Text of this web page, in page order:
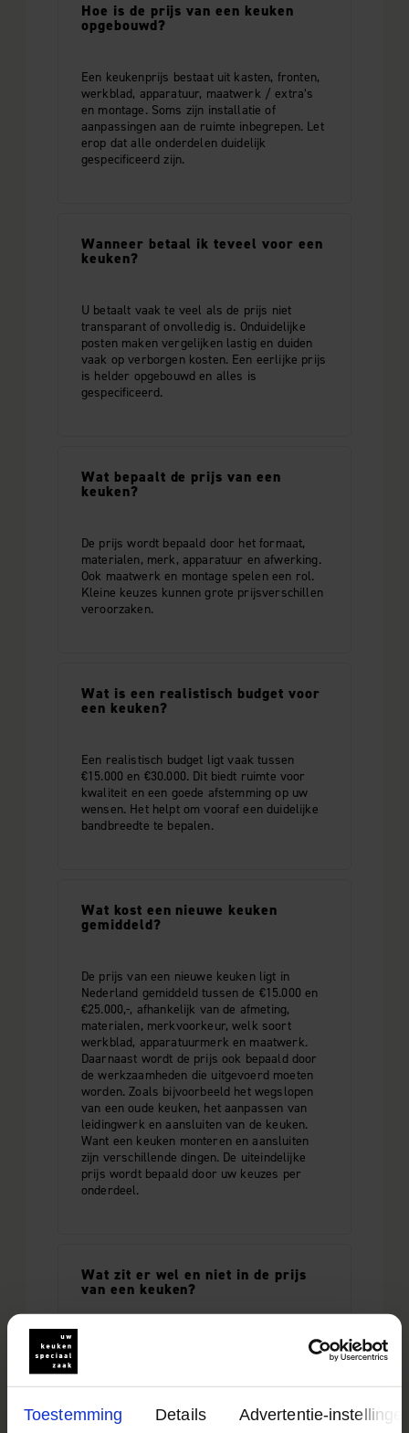
Toestemming Details Advertentie-
Hoe is de prijs van een keuken
opgebouwd?
Een keukenprijs bestaat uit kasten, fronten,
werkblad, apparatuur, maatwerk / extra’s
en montage. Soms zijn installatie of
aanpassingen aan de ruimte inbegrepen. Let
erop dat alle onderdelen duidelijk
gespecificeerd zijn.
Wanneer betaal ik teveel voor een
keuken?
U betaalt vaak te veel als de prijs niet
transparant of onvolledig is. Onduidelijke
posten maken vergelijken lastig en duiden
vaak op verborgen kosten. Een eerlijke prijs
is helder opgebouwd en alles is
gespecificeerd.
Wat bepaalt de prijs van een
keuken?
De prijs wordt bepaald door het formaat,
materialen, merk, apparatuur en afwerking.
Ook maatwerk en montage spelen een rol.
Kleine keuzes kunnen grote prijsverschillen
veroorzaken.
Wat is een realistisch budget voor
een keuken?
Een realistisch budget ligt vaak tussen
€15.000 en €30.000. Dit biedt ruimte voor
kwaliteit en een goede afstemming op uw
wensen. Het helpt om vooraf een duidelijke
bandbreedte te bepalen.
Wat kost een nieuwe keuken
gemiddeld?
De prijs van een nieuwe keuken ligt in
Nederland gemiddeld tussen de €15.000 en
€25.000,-, afhankelijk van de afmeting,
materialen, merkvoorkeur, welk soort
werkblad, apparatuurmerk en maatwerk.
Daarnaast wordt de prijs ook bepaald door
de werkzaamheden die uitgevoerd moeten
worden. Zoals bijvoorbeeld het wegslopen
van een oude keuken, het aanpassen van
leidingwerk en aansluiten van de keuken.
Want een keuken monteren en aansluiten
zijn verschillende dingen. De uiteindelijke
prijs wordt bepaald door uw keuzes per
onderdeel.
Wat zit er wel en niet in de prijs
van een keuken?
precies is opgenomen.